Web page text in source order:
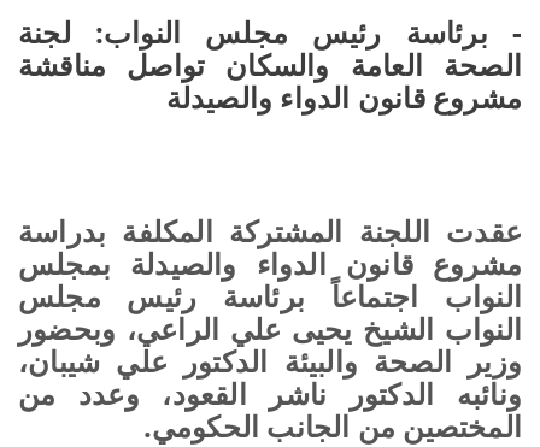
- برئاسة رئيس مجلس النواب: لجنة
الصحة العامة والسكان تواصل مناقشة
مشروع قانون الدواء والصيدلة
عقدت اللجنة المشتركة المكلفة بدراسة
مشروع قانون الدواء والصيدلة بمجلس
النواب اجتماعاً برئاسة رئيس مجلس
النواب الشيخ يحيى علي الراعي، وبحضور
وزير الصحة والبيئة الدكتور علي شيبان،
ونائبه الدكتور ناشر القعود، وعدد من
المختصين من الجانب الحكومي.